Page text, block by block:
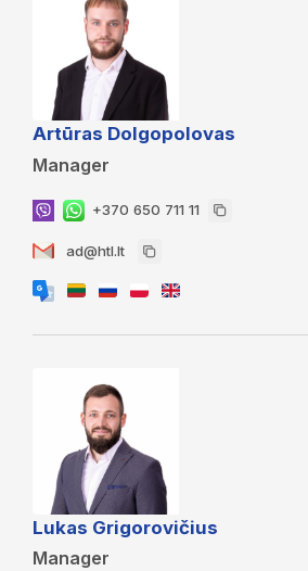
Artūras Dolgopolovas
Manager
+370 650 711 11
ad@htl.lt
Lukas Grigorovičius
Manager